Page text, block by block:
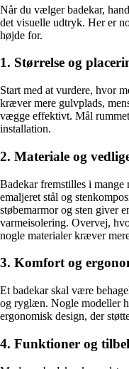
Når du vælger badekar,
det visuelle udtryk. Her er
højde for.
1. Størrelse og
Start med at vurdere, hvor
kræver mere gulvplads,
vægge effektivt. Mål
installation.
2. Materiale og
Badekar fremstilles i
emaljeret stål og
støbemarmor og sten giver
varmeisolering. Overvej,
nogle materialer kræver
3. Komfort og
Et badekar skal være
og ryglæn. Nogle modeller
ergonomisk design, der
4. Funktioner og